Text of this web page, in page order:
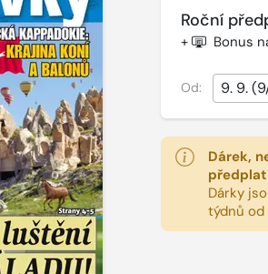
Roční
+ Bonus
Od:
Dárek,
Dárky
týdnů od